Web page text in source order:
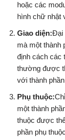
hoặc các
hình chữ nhật
Giao diện:Đại
mà một thành
định cách các
thường được
với thành
Phụ thuộc:
một thành
thuộc được
phần phụ